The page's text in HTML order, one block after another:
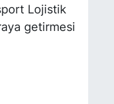
Lojistik
getirmesi